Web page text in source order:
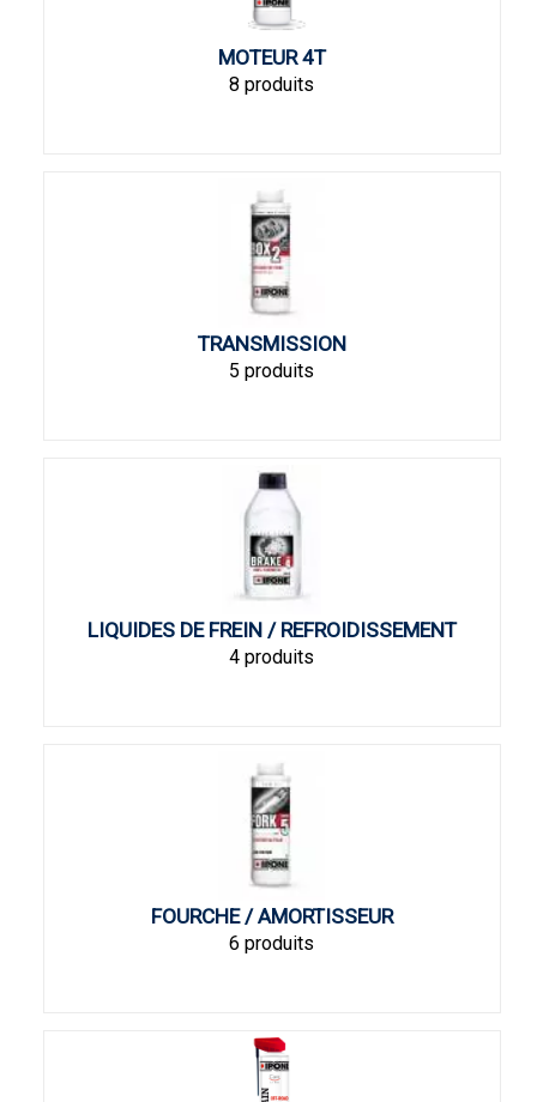
MOTEUR 4T
8 produits
TRANSMISSION
5 produits
LIQUIDES DE FREIN / REFROIDISSEMENT
4 produits
FOURCHE / AMORTISSEUR
6 produits